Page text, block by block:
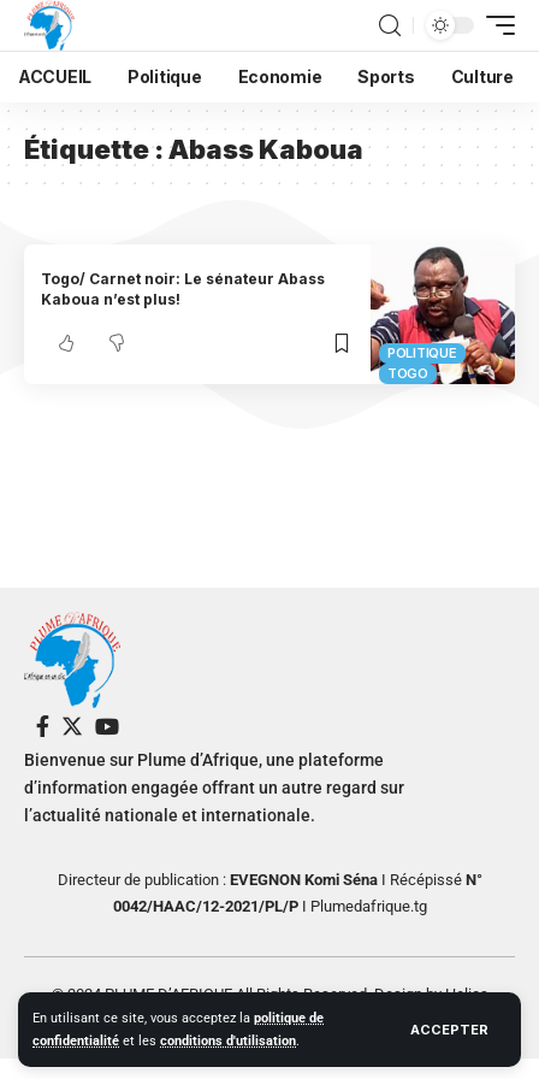
En utilisant ce site, vous acceptez la politique de
confidentialité et les conditions d'utilisation.
ACCEPTER
ACCUEIL Politique Economie Sports Culture
Étiquette :Abass Kaboua
POLITIQUE
TOGO
Togo/ Carnet noir: Le sénateur Abass
Kaboua n’est plus!
Bienvenue sur Plume d’Afrique, une plateforme
d’information engagée offrant un autre regard sur
l’actualité nationale et internationale.
Directeur de publication : EVEGNON Komi SénaI RécépisséN°
0042/HAAC/12-2021/PL/PI Plumedafrique.tg
© 2024 PLUME D’AFRIQUE All Rights Reserved. Design by Helios
Creative